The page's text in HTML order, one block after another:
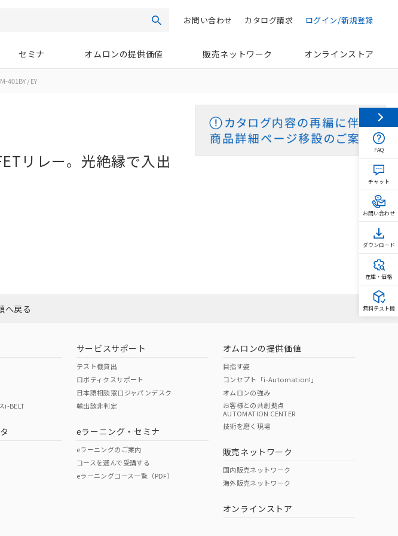
検索 ログイン/新規登録
カタログ請求
お問い合わせ
セミナ オムロンの提供価値 販売ネットワーク オンラインストア
401BY / EY
リレー。光絶縁で入出
へ戻る
i-BELT
サービスサポート
テスト機貸出
ロボティクスサポート
日本語相談窓口ジャパンデスク
輸出該非判定
eラーニング・セミナ
eラーニングのご案内
コースを選んで受講する
eラーニングコース一覧（PDF）
オムロンの提供価値
目指す姿
コンセプト「i-Automation!」
オムロンの強み
お客様との共創拠点
AUTOMATION CENTER
技術を磨く現場
販売ネットワーク
国内販売ネットワーク
海外販売ネットワーク
オンラインストア
FAQ
チャット
お問い合わせ
ダウンロード
在庫・価格
無料テスト機